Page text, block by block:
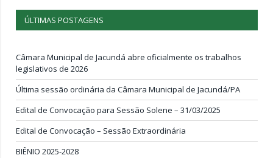
ÚLTIMAS POSTAGENS
Câmara Municipal de Jacundá abre oficialmente os trabalhos
legislativos de 2026
Última sessão ordinária da Câmara Municipal de Jacundá/PA
Edital de Convocação para Sessão Solene – 31/03/2025
Edital de Convocação – Sessão Extraordinária
BIÊNIO 2025-2028